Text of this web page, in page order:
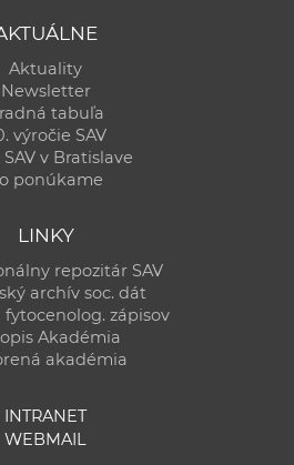
Aktuality
Newsletter
tabuľa
výročie SAV
v Bratislave
ponúkame
LINKY
repozitár SAV
archív soc. dát
fytocenolog. zápisov
Akadémia
akadémia
INTRANET
WEBMAIL